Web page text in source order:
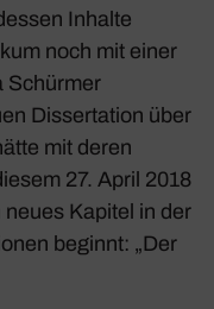
Inhalte
noch mit einer
Schürmer
Disser­ta­tion über
mit deren
27. April 2018
Kapitel in der
beginnt: „Der